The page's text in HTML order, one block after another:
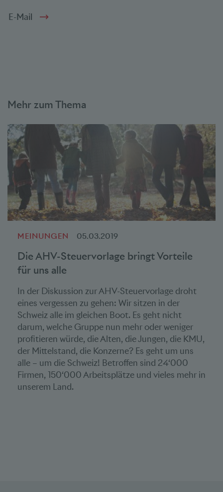
E-Mail
Mehr zum Thema
MEINUNGEN 05.03.2019
Die AHV-Steuervorlage bringt Vorteile
für uns alle
In der Diskussion zur AHV-Steuervorlage droht
eines vergessen zu gehen: Wir sitzen in der
Schweiz alle im gleichen Boot. Es geht nicht
darum, welche Gruppe nun mehr oder weniger
profitieren würde, die Alten, die Jungen, die KMU,
der Mittelstand, die Konzerne? Es geht um uns
alle – um die Schweiz! Betroffen sind 24‘000
Firmen, 150‘000 Arbeitsplätze und vieles mehr in
unserem Land.